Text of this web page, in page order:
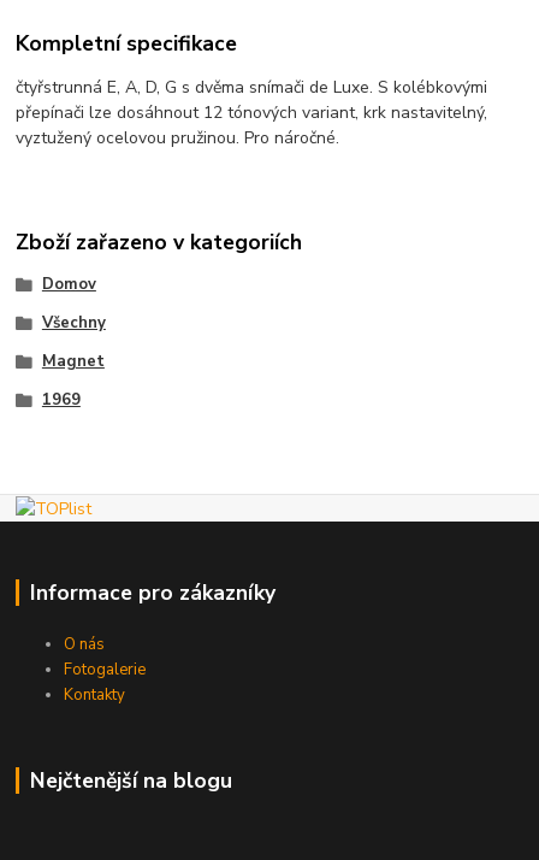
Kompletní specifikace
čtyřstrunná E, A, D, G s dvěma snímači de Luxe. S kolébkovými
přepínači lze dosáhnout 12 tónových variant, krk nastavitelný,
vyztužený ocelovou pružinou. Pro náročné.
Zboží zařazeno v kategoriích
Domov
Všechny
Magnet
1969
Informace pro zákazníky
O nás
Fotogalerie
Kontakty
Nejčtenější na blogu